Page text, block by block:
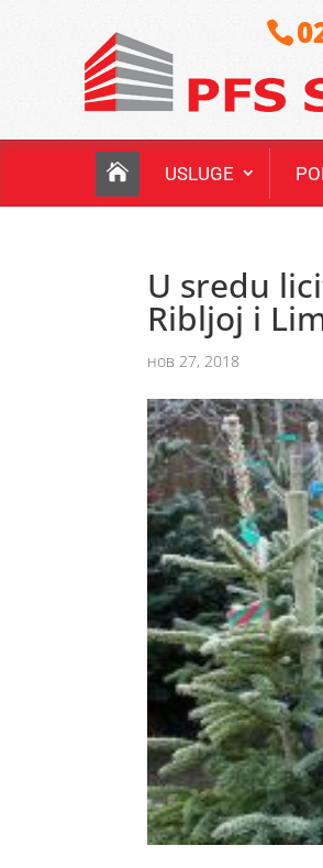
USLUGE
U sredu
Ribljoj i
нов 27, 2018